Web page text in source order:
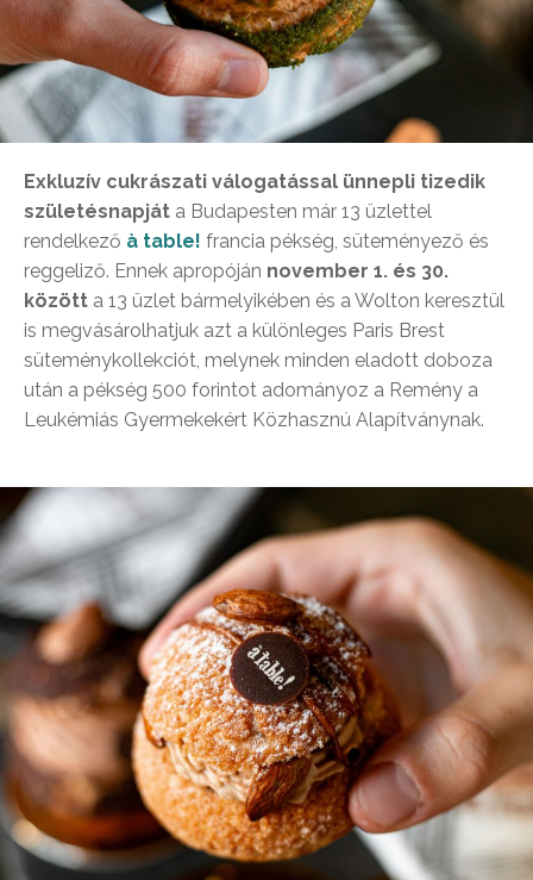
Exkluzív cukrászati válogatással ünnepli tizedik
születésnapját a Budapesten már 13 üzlettel
rendelkező à table! francia pékség, süteményező és
reggeliző. Ennek apropóján november 1. és 30.
között a 13 üzlet bármelyikében és a Wolton keresztül
is megvásárolhatjuk azt a különleges Paris Brest
süteménykollekciót, melynek minden eladott doboza
után a pékség 500 forintot adományoz a Remény a
Leukémiás Gyermekekért Közhasznú Alapítványnak.